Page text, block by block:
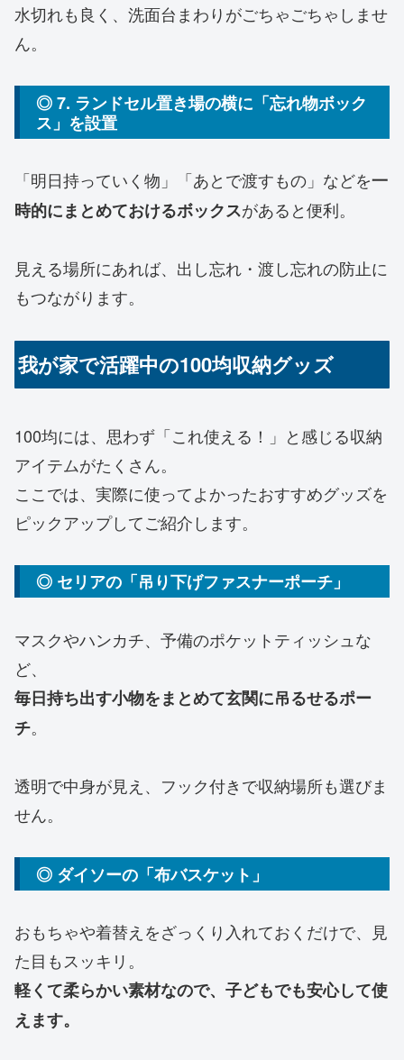
水切れも良く、洗面台まわりがごちゃごちゃしませ
ん。
◎ 7. ランドセル置き場の横に「忘れ物ボック
ス」を設置
「明日持っていく物」「あとで渡すもの」などを一
時的にまとめておけるボックスがあると便利。
見える場所にあれば、出し忘れ・渡し忘れの防止に
もつながります。
我が家で活躍中の100均収納グッズ
100均には、思わず「これ使える！」と感じる収納
アイテムがたくさん。
ここでは、実際に使ってよかったおすすめグッズを
ピックアップしてご紹介します。
◎ セリアの「吊り下げファスナーポーチ」
マスクやハンカチ、予備のポケットティッシュな
ど、
毎日持ち出す小物をまとめて玄関に吊るせるポー
チ。
透明で中身が見え、フック付きで収納場所も選びま
せん。
◎ ダイソーの「布バスケット」
おもちゃや着替えをざっくり入れておくだけで、見
た目もスッキリ。
軽くて柔らかい素材なので、子どもでも安心して使
えます。